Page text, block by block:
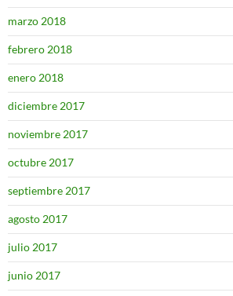
marzo 2018
febrero 2018
enero 2018
diciembre 2017
noviembre 2017
octubre 2017
septiembre 2017
agosto 2017
julio 2017
junio 2017